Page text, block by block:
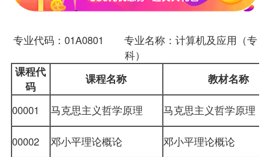
专业代码：01A0801 专业名称： 计算机及应用（专
科）
课程代
码
课程名称 教材名称
00001 马克思主义哲学原理 马克思主义哲学原理
00002 邓小平理论概论 邓小平理论概论